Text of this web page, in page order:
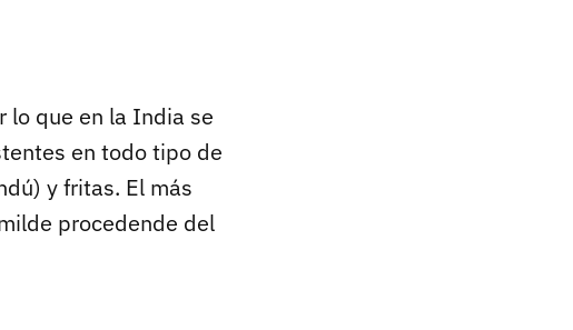
lo que en la India se
en todo tipo de
y fritas. El más
procedende del